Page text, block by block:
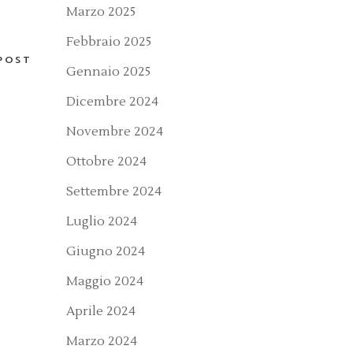
Marzo 2025
Febbraio 2025
Gennaio 2025
Dicembre 2024
Novembre 2024
Ottobre 2024
Settembre 2024
Luglio 2024
Giugno 2024
Maggio 2024
Aprile 2024
Marzo 2024